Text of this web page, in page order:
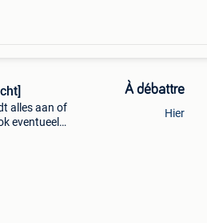
alles aan of
eventueel
À débattre
Hier